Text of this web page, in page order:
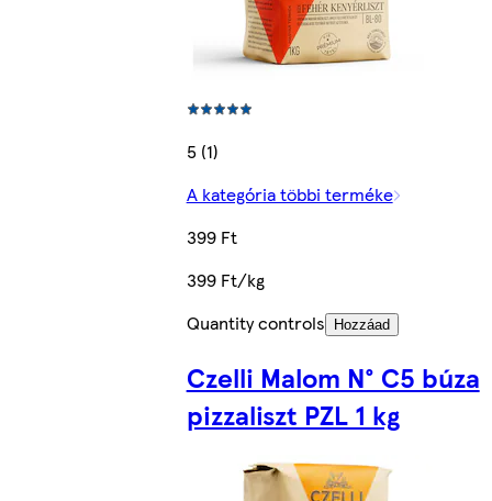
5 (1)
A kategória többi terméke
399 Ft
399 Ft/kg
Quantity controls
Hozzáad
Czelli Malom N° C5 búza
pizzaliszt PZL 1 kg